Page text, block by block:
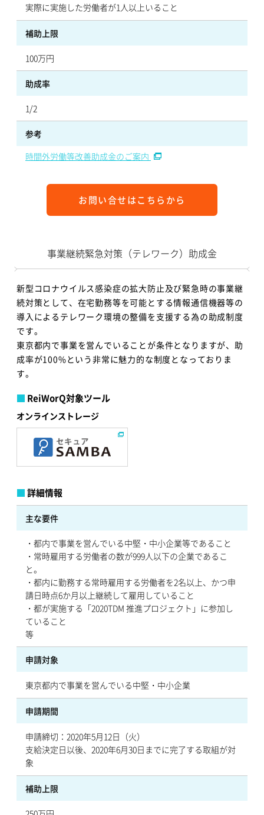
実際に実施した労働者が1人以上いること
補助上限
100万円
助成率
1/2
参考
時間外労働等改善助成金のご案内
お問い合せはこちらから
事業継続緊急対策（テレワーク）助成金
新型コロナウイルス感染症の拡大防止及び緊急時の事業継
続対策として、在宅勤務等を可能とする情報通信機器等の
導入によるテレワーク環境の整備を支援する為の助成制度
です。
東京都内で事業を営んでいることが条件となりますが、助
成率が100%という非常に魅力的な制度となっておりま
す。
ReiWorQ対象ツール
オンラインストレージ
詳細情報
主な要件
・都内で事業を営んでいる中堅・中小企業等であること
・常時雇用する労働者の数が999人以下の企業であるこ
と。
・都内に勤務する常時雇用する労働者を2名以上、かつ申
請日時点6か月以上継続して雇用していること
・都が実施する「2020TDM 推進プロジェクト」に参加し
ていること
等
申請対象
東京都内で事業を営んでいる中堅・中小企業
申請期間
申請締切：2020年5月12日（火）
支給決定日以後、2020年6月30日までに完了する取組が対
象
補助上限